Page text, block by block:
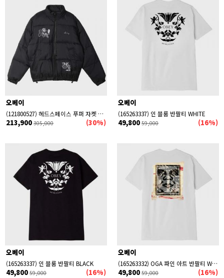
오베이
(121800527) 헤드스페이스 푸퍼 자켓 BLACK
213,900 305,000 (30%)
오베이
(165263337) 인 블룸 반팔티 WHITE
49,800 59,000 (16%)
오베이
(165263337) 인 블룸 반팔티 BLACK
49,800 59,000 (16%)
오베이
(165263332) OGA 파인 아트 반팔티 WHITE
49,800 59,000 (16%)